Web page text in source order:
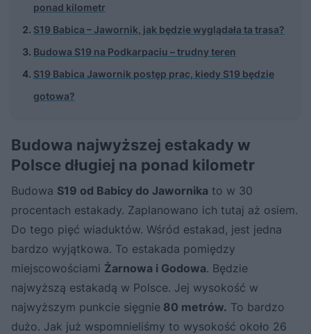
ponad kilometr
S19 Babica – Jawornik, jak będzie wyglądała ta trasa?
Budowa S19 na Podkarpaciu – trudny teren
S19 Babica Jawornik postęp prac, kiedy S19 będzie
gotowa?
Budowa najwyższej estakady w
Polsce długiej na ponad kilometr
Budowa S19 od Babicy do Jawornika to w 30
procentach estakady. Zaplanowano ich tutaj aż osiem.
Do tego pięć wiaduktów. Wśród estakad, jest jedna
bardzo wyjątkowa. To estakada pomiędzy
miejscowościami Żarnowa i Godowa. Będzie
najwyższą estakadą w Polsce. Jej wysokość w
najwyższym punkcie sięgnie 80 metrów. To bardzo
dużo. Jak już wspomnieliśmy to wysokość około 26